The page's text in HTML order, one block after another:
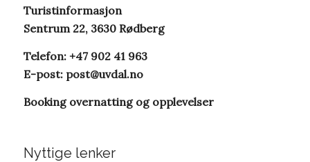
Turistinformasjon
Sentrum 22, 3630 Rødberg
Telefon: +47 902 41 963
E-post:post@uvdal.no
Booking overnatting og opplevelser
Nyttige lenker